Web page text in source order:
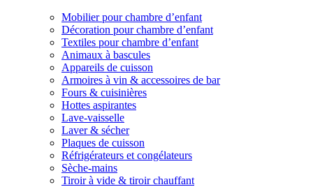
Mobilier pour chambre d’enfant
Décoration pour chambre d’enfant
Textiles pour chambre d’enfant
Animaux à bascules
Appareils de cuisson
Armoires à vin & accessoires de bar
Fours & cuisinières
Hottes aspirantes
Lave-vaisselle
Laver & sécher
Plaques de cuisson
Réfrigérateurs et congélateurs
Sèche-mains
Tiroir à vide & tiroir chauffant